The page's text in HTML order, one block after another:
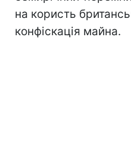
на користь
конфіскація майна.